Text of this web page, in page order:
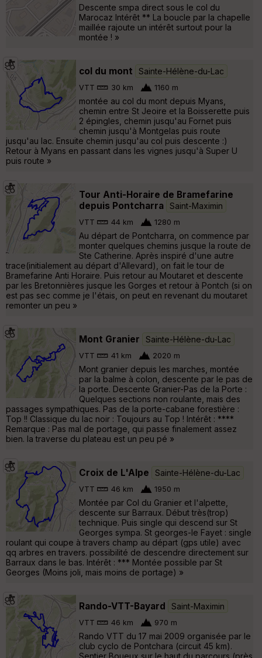
Descente smpa direct sous le col du
Marocaz Intérêt ** La boucle par la chapelle
maillée rajoute un intérêt surtout pour la
montée ! »
col du mont Sainte-Hélène-du-Lac
VTT 30 km 1160 m
montée au col du mont depuis Myans,
chemin entre St Jeoire et la Boisserette puis
2 épingles, chemin jusqu'au Fornet puis
chemin jusqu'à Montgelas puis route
jusqu'au lac. Ensuite chemin jusqu'au col puis descente :)
Retour à Myans en passant dans les vignes jusqu'à Super U
puis route »
Tour Anti-Horaire de Bramefarine
depuis Pontcharra
Saint-Maximin
VTT 44 km 1280 m
Au départ de Pontcharra, on commence par
monter quelques chemins jusque la route de
Ste Catherine. Après inspiré d'une autre
trace(initialement au départ d'Allevard), on fait le tour de
Bramefarine Anti Horaire. Puis retour au Moutaret et descente
par les Bretonnières jusque les Gorges et retour à Pontch (si on
est pas sec comme je l'étais, on peut en revenant du moutaret
remonter un peu »
Mont Granier Sainte-Hélène-du-Lac
VTT 41 km 2020 m
Mont granier depuis les marches, montée
par la balme à colon, descente par le pas de
la porte. Descente Granier-Pas de la Porte :
Quelques sections non roulante, mais des
passages sympathiques. Pas de la porte-cabane forestière :
Top !! Classique du lac noir : Toujours au Top ! Intérêt : ****
Remarque : Pas mal de portage, qui passe finalement assez
bien. la traverse du plateau est un peu pé »
Croix de L'Alpe Sainte-Hélène-du-Lac
VTT 46 km 1950 m
Montée par Col du Granier et l'alpette,
descente sur Barraux. Début très(trop)
technique. Puis single qui descend sur St
Georges sympa. St georges-le Fayet : single
roulant qui coupe à travers champ au départ (gps utile) avec
qq arbres en travers. possibilité de descendre directement sur
Barraux dans le bas. Intérêt : *** Montée possible par St
Georges (Moins joli, mais moins de portage) »
Rando-VTT-Bayard Saint-Maximin
VTT 46 km 970 m
Rando VTT du 17 mai 2009 organisée par le
club cyclo de Pontchara (circuit 45 km).
Sentier Boueux sur le haut du parcours (près